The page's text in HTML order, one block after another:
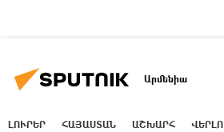
Արմենիա
ԼՈՒՐԵՐ ՀԱՅԱՍՏԱՆ ԱՇԽԱՐՀ